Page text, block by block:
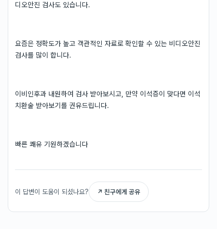
디오안진 검사도 있습니다.
요즘은 정확도가 높고 객관적인 자료로 확인할 수 있는 비디오안진
검사를 많이 합니다.
이비인후과 내원하여 검사 받아보시고, 만약 이석증이 맞다면 이석
치환술 받아보기를 권유드립니다.
빠른 쾌유 기원하겠습니다
이 답변이 도움이 되셨나요? ↗ 친구에게 공유